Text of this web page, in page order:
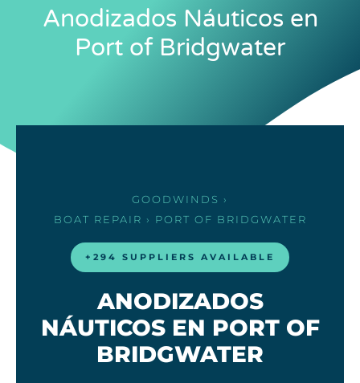
Anodizados Náuticos en
Port of Bridgwater
GOODWINDS ›
BOAT REPAIR › PORT OF BRIDGWATER
+294 SUPPLIERS AVAILABLE
ANODIZADOS
NÁUTICOS EN PORT OF
BRIDGWATER